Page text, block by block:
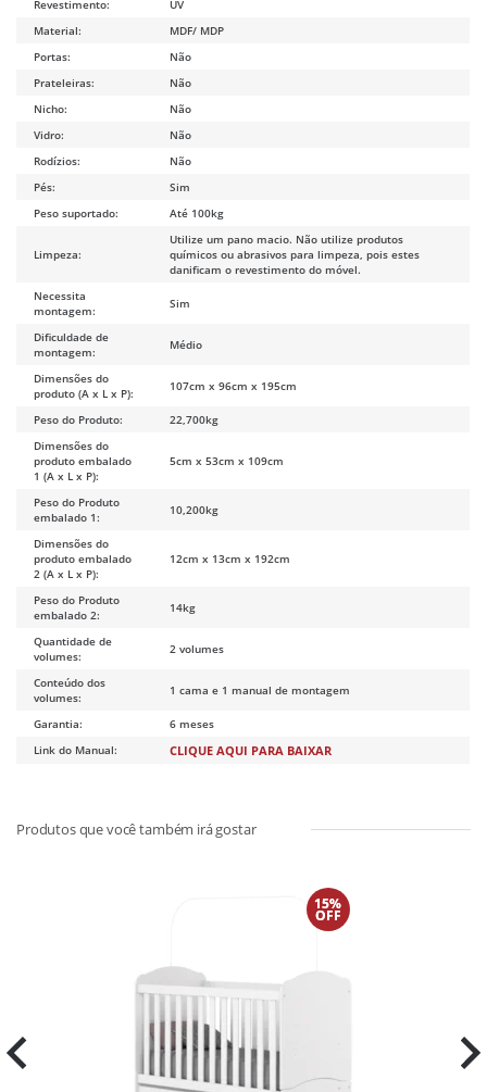
Revestimento:
UV
Material:
MDF/ MDP
Portas:
Não
Prateleiras:
Não
Nicho:
Não
Vidro:
Não
Rodízios:
Não
Pés:
Sim
Peso suportado:
Até 100kg
Limpeza:
Utilize um pano macio. Não utilize produtos
químicos ou abrasivos para limpeza, pois estes
danificam o revestimento do móvel.
Necessita
montagem:
Sim
Dificuldade de
montagem:
Médio
Dimensões do
produto (A x L x P):
107cm x 96cm x 195cm
Peso do Produto:
22,700kg
Dimensões do
produto embalado
1 (A x L x P):
5cm x 53cm x 109cm
Peso do Produto
embalado 1:
10,200kg
Dimensões do
produto embalado
2 (A x L x P):
12cm x 13cm x 192cm
Peso do Produto
embalado 2:
14kg
Quantidade de
volumes:
2 volumes
Conteúdo dos
volumes:
1 cama e 1 manual de montagem
Garantia:
6 meses
Link do Manual:
CLIQUE AQUI PARA BAIXAR
15%
OFF